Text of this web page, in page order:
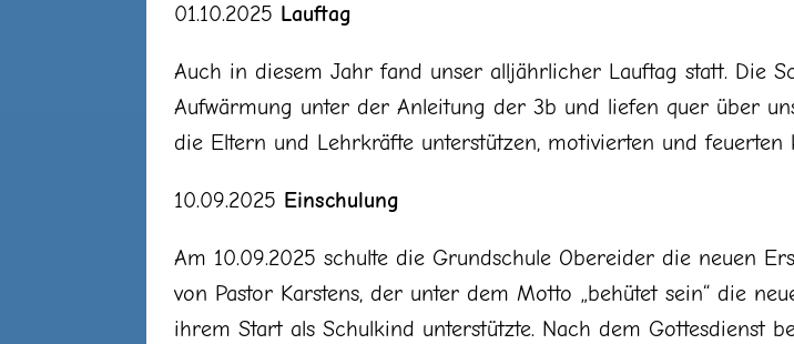
01.10.2025 Lauftag
Auch in diesem Jahr fand unser alljährlicher Lauftag statt. Die
Aufwärmung unter der Anleitung der 3b und liefen quer über
die Eltern und Lehrkräfte unterstützen, motivierten und feuerten
10.09.2025 Einschulung
Am 10.09.2025 schulte die Grundschule Obereider die neuen
von Pastor Karstens, der unter dem Motto „behütet sein“ die
ihrem Start als Schulkind unterstützte. Nach dem Gottesdienst